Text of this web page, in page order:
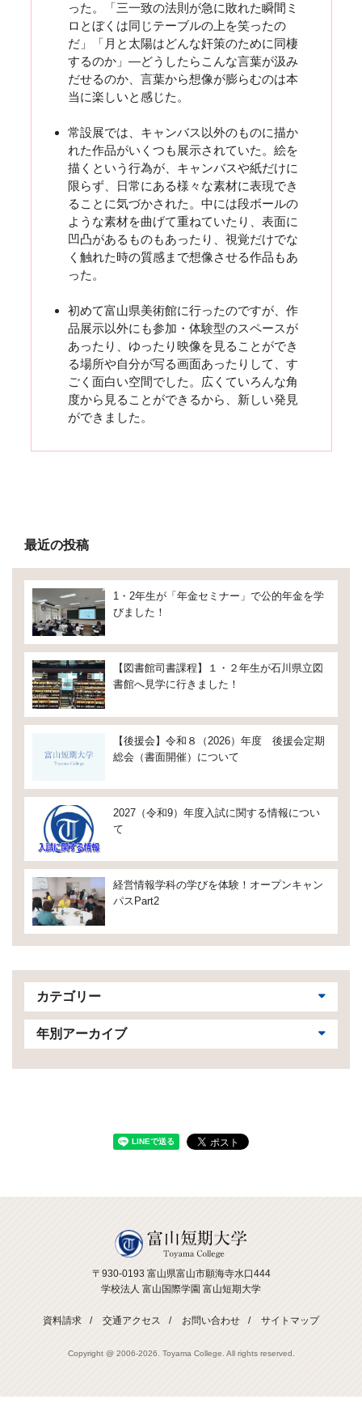
った。「三一致の法則が急に敗れた瞬間ミ
ロとぼくは同じテーブルの上を笑ったの
だ」「月と太陽はどんな奸策のために同棲
するのか」―どうしたらこんな言葉が汲み
だせるのか、言葉から想像が膨らむのは本
当に楽しいと感じた。
常設展では、キャンバス以外のものに描か
れた作品がいくつも展示されていた。絵を
描くという行為が、キャンバスや紙だけに
限らず、日常にある様々な素材に表現でき
ることに気づかされた。中には段ボールの
ような素材を曲げて重ねていたり、表面に
凹凸があるものもあったり、視覚だけでな
く触れた時の質感まで想像させる作品もあ
った。
初めて富山県美術館に行ったのですが、作
品展示以外にも参加・体験型のスペースが
あったり、ゆったり映像を見ることができ
る場所や自分が写る画面あったりして、す
ごく面白い空間でした。広くていろんな角
度から見ることができるから、新しい発見
ができました。
最近の投稿
1・2年生が「年金セミナー」で公的年金を学
びました！
【図書館司書課程】１・２年生が石川県立図
書館へ見学に行きました！
【後援会】令和８（2026）年度 後援会定期
総会（書面開催）について
2027（令和9）年度入試に関する情報につい
て
経営情報学科の学びを体験！オープンキャン
パスPart2
カテゴリー
年別アーカイブ
〒930-0193 富山県富山市願海寺水口444
学校法人 富山国際学園 富山短期大学
資料請求 交通アクセス お問い合わせ サイトマップ
Copyright @ 2006-2026. Toyama College. All rights reserved.